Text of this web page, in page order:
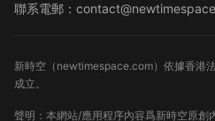
聯系電郵：
新時空（ newtimespace.com）依據香港
成立。
聲明：本網站/應用程序內容爲新時空原創